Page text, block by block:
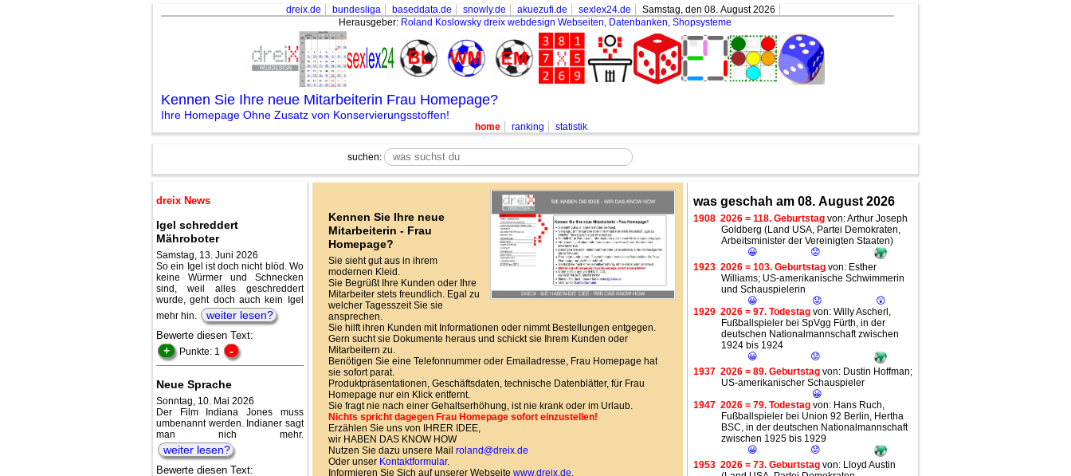
dreix.de bundesliga baseddata.de snowly.de akuezufi.de sexlex24.de
Samstag, den 08. August 2026
Herausgeber: Roland Koslowsky dreix webdesign Webseiten, Datenbanken, Shopsysteme
Kennen Sie Ihre neue Mitarbeiterin Frau Homepage?
Ihre Homepage Ohne Zusatz von Konservierungsstoffen!
home ranking statistik
suchen:
dreix News
Igel schreddert
Mähroboter
Samstag, 13. Juni 2026
So ein Igel ist doch nicht blöd. Wo
keine Würmer und Schnecken
sind, weil alles geschreddert
wurde, geht doch auch kein Igel
mehr hin.
weiter lesen?
Bewerte diesen Text:
+ Punkte: 1 -
Neue Sprache
Sonntag, 10. Mai 2026
Der Film Indiana Jones muss
umbenannt werden. Indianer sagt
man nich mehr.
weiter lesen?
Bewerte diesen Text:
Kennen Sie Ihre neue
Mitarbeiterin - Frau
Homepage?
Sie sieht gut aus in ihrem
modernen Kleid.
Sie Begrüßt Ihre Kunden oder Ihre
Mitarbeiter stets freundlich. Egal zu
welcher Tagesszeit Sie sie
ansprechen.
Sie hilft ihren Kunden mit Informationen oder nimmt Bestellungen entgegen.
Gern sucht sie Dokumente heraus und schickt sie Ihrem Kunden oder
Mitarbeitern zu.
Benötigen Sie eine Telefonnummer oder Emailadresse, Frau Homepage hat
sie sofort parat.
Produktpräsentationen, Geschäftsdaten, technische Datenblätter, für Frau
Homepage nur ein Klick entfernt.
Sie fragt nie nach einer Gehaltserhöhung, ist nie krank oder im Urlaub.
Nichts spricht dagegen Frau Homepage sofort einzustellen!
Erzählen Sie uns von IHRER IDEE,
wir HABEN DAS KNOW HOW
Nutzen Sie dazu unsere Mail roland@dreix.de
Oder unser Kontaktformular.
Informieren Sie Sich auf unserer Webseite www.dreix.de
was geschah am 08. August 2026
1908 2026 = 118. Geburtstagvon: Arthur Joseph
Goldberg (Land USA, Partei Demokraten,
Arbeitsminister der Vereinigten Staaten)
😀
😟
1923 2026 = 103. Geburtstagvon: Esther
Williams; US-amerikanische Schwimmerin
und Schauspielerin
😀
😟
😲
1929 2026 = 97. Todestagvon: Willy Ascherl,
Fußballspieler bei SpVgg Fürth, in der
deutschen Nationalmannschaft zwischen
1924 bis 1924
😀
😟
1937 2026 = 89. Geburtstagvon: Dustin Hoffman;
US-amerikanischer Schauspieler
😀
1947 2026 = 79. Todestagvon: Hans Ruch,
Fußballspieler bei Union 92 Berlin, Hertha
BSC, in der deutschen Nationalmannschaft
zwischen 1925 bis 1929
😀
😟
1953 2026 = 73. Geburtstagvon: Lloyd Austin